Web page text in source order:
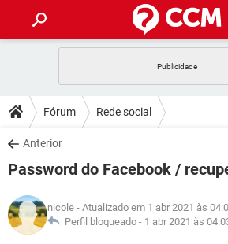
CELULAR
OUTLOOK
INSTAGRAM GMAIL
GUIA DE COMPRAS
DICAS
JOGOS
INSTAGRAM GMAIL
GUIA DE COMPRAS
DOWNLOADS
JOGOS
CELULAR
OUTLOOK EXCEL
JOGOS
CELULAR
GLOSSÁRIO
Fórum Rede social
Anterior
Password do Facebook /
nicole - Atualizado em 1 abr 2021 às
Perfil bloqueado - 1 abr 2021 às